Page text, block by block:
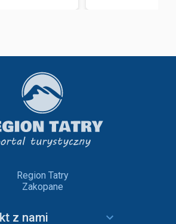
Region Tatry
Zakopane
z nami